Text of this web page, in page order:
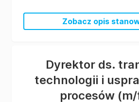
Zobacz opis
Dyrektor ds.
technologii i
procesów